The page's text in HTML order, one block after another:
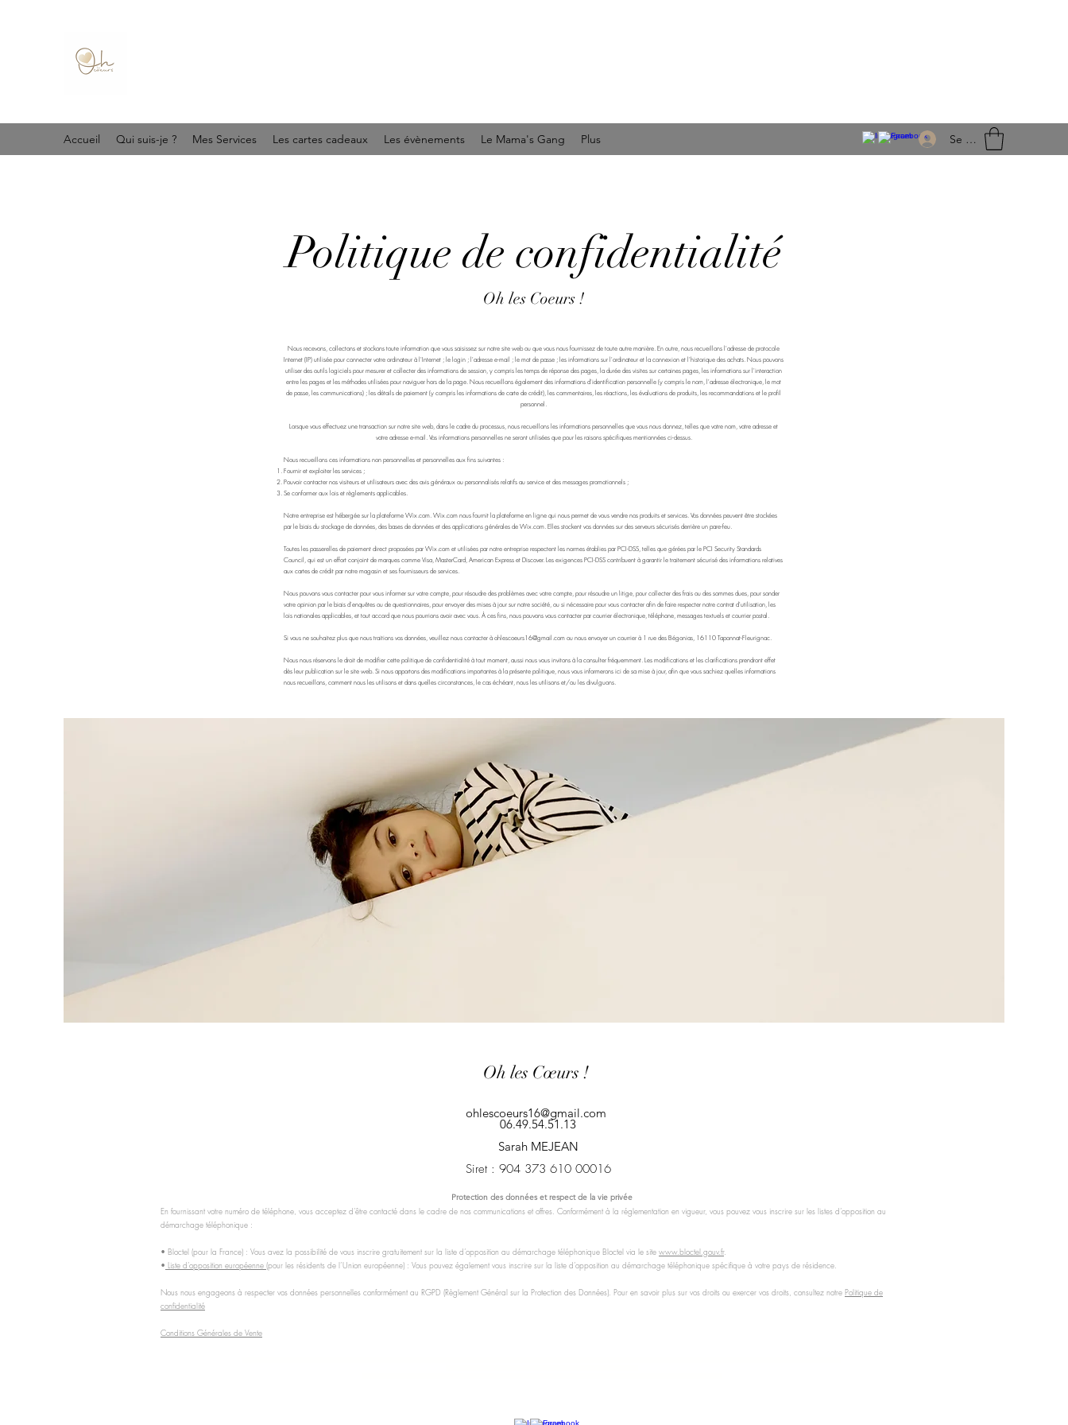
Accueil Qui suis-je ? Mes Services Les cartes cadeaux Les évènements Le Mama's Gang Plus Se connecter
Politique de confidentialité
Oh les Coeurs !
Nous recevons, collectons et stockons toute information que vous saisissez sur notre site web ou que vous nous fournissez de toute autre manière. En outre, nous recueillons l'adresse de protocole
Internet (IP) utilisée pour connecter votre ordinateur à l'Internet ; le login ; l'adresse e-mail ; le mot de passe ; les informations sur l'ordinateur et la connexion et l'historique des achats. Nous pouvons
utiliser des outils logiciels pour mesurer et collecter des informations de session, y compris les temps de réponse des pages, la durée des visites sur certaines pages, les informations sur l'interaction
entre les pages et les méthodes utilisées pour naviguer hors de la page. Nous recueillons également des informations d'identification personnelle (y compris le nom, l'adresse électronique, le mot
de passe, les communications) ; les détails de paiement (y compris les informations de carte de crédit), les commentaires, les réactions, les évaluations de produits, les recommandations et le profil
personnel.
Lorsque vous effectuez une transaction sur notre site web, dans le cadre du processus, nous recueillons les informations personnelles que vous nous donnez, telles que votre nom, votre adresse et
votre adresse e-mail. Vos informations personnelles ne seront utilisées que pour les raisons spécifiques mentionnées ci-dessus.
Nous recueillons ces informations non personnelles et personnelles aux fins suivantes :
Fournir et exploiter les services ;
Pouvoir contacter nos visiteurs et utilisateurs avec des avis généraux ou personnalisés relatifs au service et des messages promotionnels ;
Se conformer aux lois et règlements applicables.
Notre entreprise est hébergée sur la plateforme Wix.com. Wix.com nous fournit la plateforme en ligne qui nous permet de vous vendre nos produits et services. Vos données peuvent être stockées
par le biais du stockage de données, des bases de données et des applications générales de Wix.com. Elles stockent vos données sur des serveurs sécurisés derrière un pare-feu.
Toutes les passerelles de paiement direct proposées par Wix.com et utilisées par notre entreprise respectent les normes établies par PCI-DSS, telles que gérées par le PCI Security Standards
Council, qui est un effort conjoint de marques comme Visa, MasterCard, American Express et Discover. Les exigences PCI-DSS contribuent à garantir le traitement sécurisé des informations relatives
aux cartes de crédit par notre magasin et ses fournisseurs de services.
Nous pouvons vous contacter pour vous informer sur votre compte, pour résoudre des problèmes avec votre compte, pour résoudre un litige, pour collecter des frais ou des sommes dues, pour sonder
votre opinion par le biais d'enquêtes ou de questionnaires, pour envoyer des mises à jour sur notre société, ou si nécessaire pour vous contacter afin de faire respecter notre contrat d'utilisation, les
lois nationales applicables, et tout accord que nous pourrions avoir avec vous. À ces fins, nous pouvons vous contacter par courrier électronique, téléphone, messages textuels et courrier postal.
Si vous ne souhaitez plus que nous traitions vos données, veuillez nous contacter à ohlescoeurs16@gmail.com ou nous envoyer un courrier à 1 rue des Bégonias, 16110 Taponnat-Fleurignac.
Nous nous réservons le droit de modifier cette politique de confidentialité à tout moment, aussi nous vous invitons à la consulter fréquemment. Les modifications et les clarifications prendront effet
dès leur publication sur le site web. Si nous apportons des modifications importantes à la présente politique, nous vous informerons ici de sa mise à jour, afin que vous sachiez quelles informations
nous recueillons, comment nous les utilisons et dans quelles circonstances, le cas échéant, nous les utilisons et/ou les divulguons.
Oh les Cœurs !
ohlescoeurs16@gmail.com
06.49.54.51.13
Sarah MEJEAN
Siret : 904 373 610 00016
Protection des données et respect de la vie privée
En fournissant votre numéro de téléphone, vous acceptez d’être contacté dans le cadre de nos communications et offres. Conformément à la réglementation en vigueur, vous pouvez vous inscrire sur les listes d’opposition au
démarchage téléphonique :
• Bloctel (pour la France) : Vous avez la possibilité de vous inscrire gratuitement sur la liste d’opposition au démarchage téléphonique Bloctel via le site www.bloctel.gouv.fr.
• Liste d’opposition européenne (pour les résidents de l’Union européenne) : Vous pouvez également vous inscrire sur la liste d’opposition au démarchage téléphonique spécifique à votre pays de résidence.
Nous nous engageons à respecter vos données personnelles conformément au RGPD (Règlement Général sur la Protection des Données). Pour en savoir plus sur vos droits ou exercer vos droits, consultez notre Politique de
confidentialité
Conditions Générales de Vente